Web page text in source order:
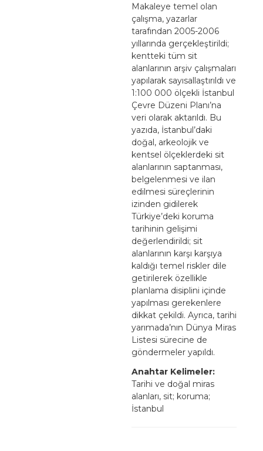
Makaleye temel olan
çalışma, yazarlar
tarafından 2005-2006
yıllarında gerçekleştirildi;
kentteki tüm sit
alanlarının arşiv çalışmaları
yapılarak sayısallaştırıldı ve
1:100 000 ölçekli İstanbul
Çevre Düzeni Planı’na
veri olarak aktarıldı. Bu
yazıda, İstanbul’daki
doğal, arkeolojik ve
kentsel ölçeklerdeki sit
alanlarının saptanması,
belgelenmesi ve ilan
edilmesi süreçlerinin
izinden gidilerek
Türkiye’deki koruma
tarihinin gelişimi
değerlendirildi; sit
alanlarının karşı karşıya
kaldığı temel riskler dile
getirilerek özellikle
planlama disiplini içinde
yapılması gerekenlere
dikkat çekildi. Ayrıca, tarihi
yarımada’nın Dünya Miras
Listesi sürecine de
göndermeler yapıldı.
Anahtar Kelimeler:
Tarihi ve doğal miras
alanları, sit; koruma;
İstanbul